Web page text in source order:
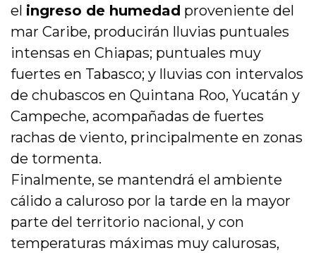
el ingreso de humedad proveniente del
mar Caribe, producirán lluvias puntuales
intensas en Chiapas; puntuales muy
fuertes en Tabasco; y lluvias con intervalos
de chubascos en Quintana Roo, Yucatán y
Campeche, acompañadas de fuertes
rachas de viento, principalmente en zonas
de tormenta.
Finalmente, se mantendrá el ambiente
cálido a caluroso por la tarde en la mayor
parte del territorio nacional, y con
temperaturas máximas muy calurosas,